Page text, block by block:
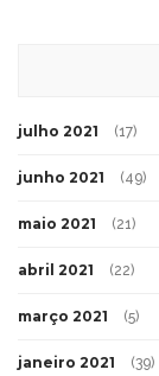
julho 2021 (17)
junho 2021 (49)
maio 2021 (21)
abril 2021 (22)
março 2021 (5)
janeiro 2021 (39)